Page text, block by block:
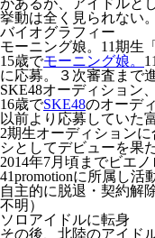
があるが、アイドルと
挙動は全く見られない。
バイオグラフィー
モーニング娘。11期生
15歳でモーニング娘。
に応募。３次審査まで
SKE48オーディション
16歳でSKE48のオーデ
以前より応募していた
2期生オーディション
シとしてデビューを果
2014年7月頃までビエ
41promotionに所属し活
自主的に脱退・契約解
不明）
ソロアイドルに転身
その後、北陸のアイド